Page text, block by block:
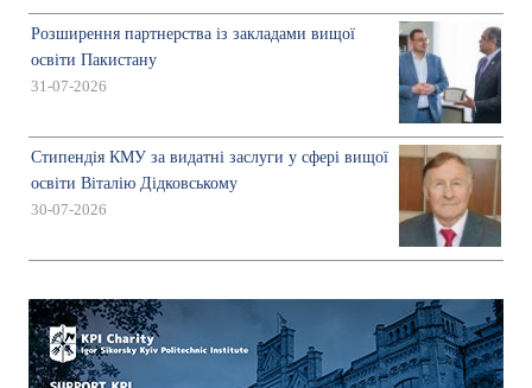
Розширення партнерства із закладами вищої
освіти Пакистану
31-07-2026
Стипендія КМУ за видатні заслуги у сфері вищої
освіти Віталію Дідковському
30-07-2026